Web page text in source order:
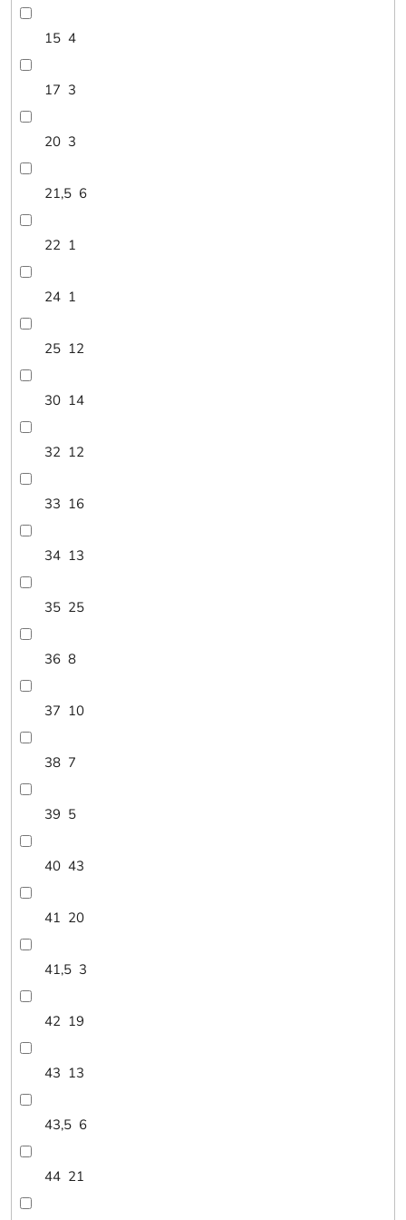
15 4
17 3
20 3
21,5 6
22 1
24 1
25 12
30 14
32 12
33 16
34 13
35 25
36 8
37 10
38 7
39 5
40 43
41 20
41,5 3
42 19
43 13
43,5 6
44 21